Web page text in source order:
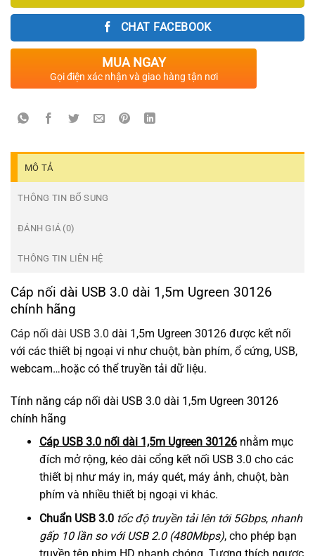
CHAT FACEBOOK
MUA NGAY
Gọi điện xác nhận và giao hàng tận nơi
MÔ TẢ
THÔNG TIN BỔ SUNG
ĐÁNH GIÁ (0)
THÔNG TIN LIÊN HỆ
Cáp nối dài USB 3.0 dài 1,5m Ugreen 30126
chính hãng
Cáp nối dài USB 3.0 dài 1,5m Ugreen 30126 được kết nối
với các thiết bị ngoại vi như chuột, bàn phím, ổ cứng, USB,
webcam…hoặc có thể truyền tải dữ liệu.
Tính năng cáp nối dài USB 3.0 dài 1,5m Ugreen 30126
chính hãng
Cáp USB 3.0 nối dài 1,5m Ugreen 30126nhằm mục
đích mở rộng, kéo dài cổng kết nối USB 3.0 cho các
thiết bị như máy in, máy quét, máy ảnh, chuột, bàn
phím và nhiều thiết bị ngoại vi khác.
Chuẩn USB 3.0 tốc độ truyền tải lên tới 5Gbps, nhanh
gấp 10 lần so với USB 2.0 (480Mbps), cho phép bạn